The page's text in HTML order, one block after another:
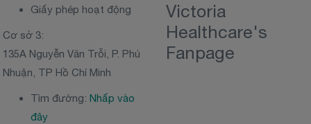
Giấy phép hoạt động
Cơ sở 3:
135A Nguyễn Văn Trỗi, P. Phú
Nhuận, TP Hồ Chí Minh
Tìm đường:Nhấp vào
đây
Victoria
Healthcare's
Fanpage